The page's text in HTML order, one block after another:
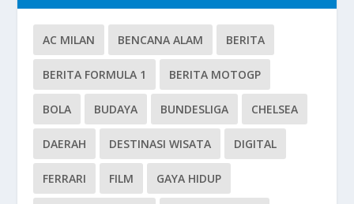
AC MILAN BENCANA ALAM BERITA
BERITA FORMULA 1 BERITA MOTOGP
BOLA BUDAYA BUNDESLIGA CHELSEA
DAERAH DESTINASI WISATA DIGITAL
FERRARI FILM GAYA HIDUP